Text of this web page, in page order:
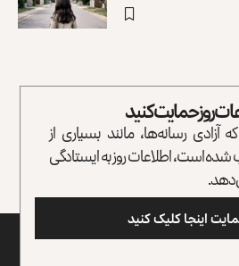
روز حمایت کنید
آزادی رسانه‌ها، مانند بسیاری از
شده است، اطلاعات روز به ایستادگی
اینجا کلیک کنید